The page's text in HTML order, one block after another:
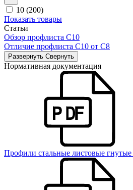
10 (200)
Показать товары
Статьи
Обзор профлиста С10
Отличие профлиста С10 от С8
Развернуть Свернуть
Нормативная документация
Профили стальные листовые